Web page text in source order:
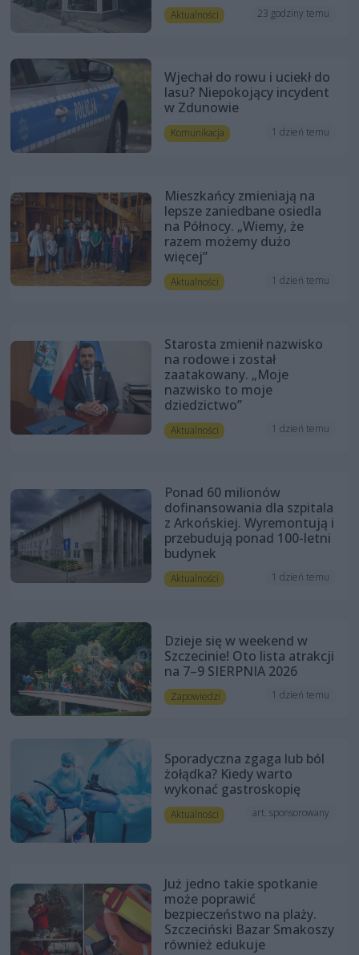
Aktualności 23 godziny temu
Wjechał do rowu i uciekł do
lasu? Niepokojący incydent
w Zdunowie
Komunikacja 1 dzień temu
Mieszkańcy zmieniają na
lepsze zaniedbane osiedla
na Północy. „Wiemy, że
razem możemy dużo
więcej”
Aktualności 1 dzień temu
Starosta zmienił nazwisko
na rodowe i został
zaatakowany. „Moje
nazwisko to moje
dziedzictwo”
Aktualności 1 dzień temu
Ponad 60 milionów
dofinansowania dla szpitala
z Arkońskiej. Wyremontują i
przebudują ponad 100-letni
budynek
Aktualności 1 dzień temu
Dzieje się w weekend w
Szczecinie! Oto lista atrakcji
na 7–9 SIERPNIA 2026
Zapowiedzi 1 dzień temu
Sporadyczna zgaga lub ból
żołądka? Kiedy warto
wykonać gastroskopię
Aktualności art. sponsorowany
Już jedno takie spotkanie
może poprawić
bezpieczeństwo na plaży.
Szczeciński Bazar Smakoszy
również edukuje